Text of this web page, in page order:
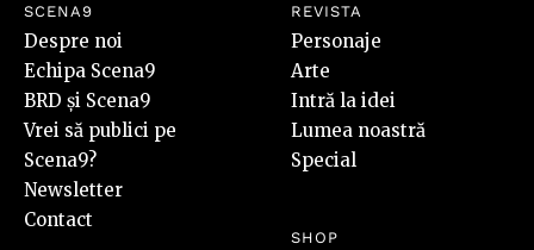
SCENA9
Despre noi
Echipa Scena9
BRD și Scena9
Vrei să publici pe
Scena9?
Newsletter
Contact
REVISTA
Personaje
Arte
Intră la idei
Lumea noastră
Special
SHOP